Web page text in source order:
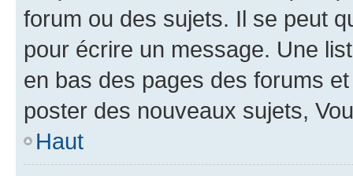
forum ou des sujets. Il se peut
pour écrire un message. Une
en bas des pages des forums
poster des nouveaux sujets,
Haut